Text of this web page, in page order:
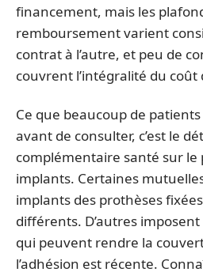
financement, mais les
remboursement varient
contrat à l’autre, et peu de
couvrent l’intégralité du coût
Ce que beaucoup de
avant de consulter, c’est le
complémentaire santé sur le
implants. Certaines
implants des prothèses
différents. D’autres
qui peuvent rendre la
l’adhésion est récente.